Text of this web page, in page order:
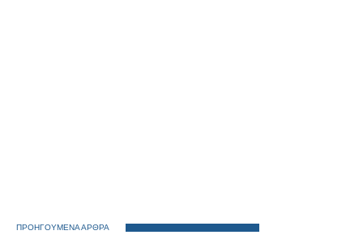
ΠΡΟΗΓΟΥΜΕΝΑ ΑΡΘΡΑ